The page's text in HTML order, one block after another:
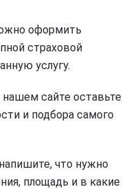
оформить
страховой
услугу.
сайте оставьте
и подбора самого
что нужно
площадь и в какие